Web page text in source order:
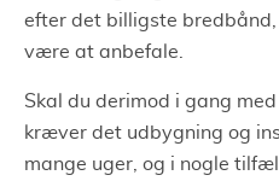
efter det billigste
være at anbefale.
Skal du derimod i gang
kræver det udbygning og
mange uger, og i nogle